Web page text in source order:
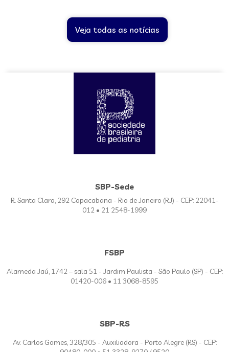
Veja todas as notícias
SBP-Sede
R. Santa Clara, 292 Copacabana - Rio de Janeiro (RJ) - CEP: 22041-
012 • 21 2548-1999
FSBP
Alameda Jaú, 1742 – sala 51 - Jardim Paulista - São Paulo (SP) - CEP:
01420-006 • 11 3068-8595
SBP-RS
Av. Carlos Gomes, 328/305 - Auxiliadora - Porto Alegre (RS) - CEP: